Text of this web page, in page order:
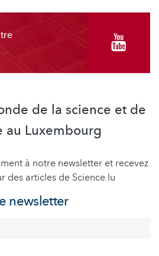
de la science et de
au Luxembourg
à notre newsletter et recevez
des articles de Science.lu
newsletter